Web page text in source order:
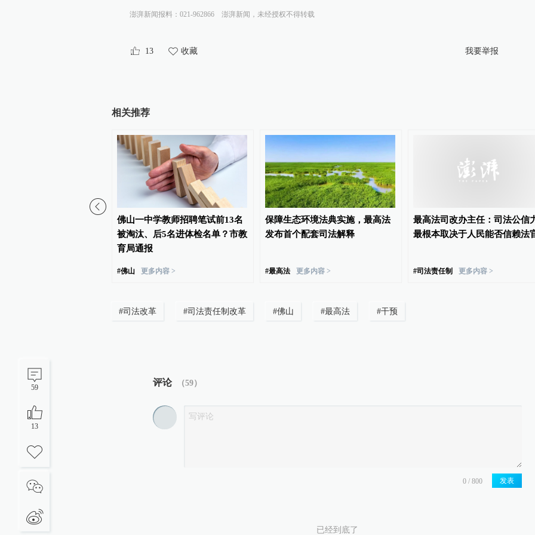
59
13
澎湃新闻报料：021-962866 澎湃新闻，未经授权不得转载
13 收藏 我要举报
相关推荐
佛山一中学教师招聘笔试前13名
被淘汰、后5名进体检名单？市教
育局通报
#佛山 更多内容 >
保障生态环境法典实施，最高法
发布首个配套司法解释
#最高法 更多内容 >
最高法司改办主任：司法公信
最根本取决于人民能否信赖法
#司法责任制 更多内容 >
#司法改革 #司法责任制改革 #佛山 #最高法 #干预
评论 （59）
发表
已经到底了